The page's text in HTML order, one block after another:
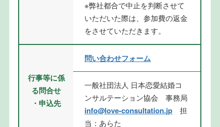
※弊社都合で中止を判断させて
いただいた際は、参加費の返金
をさせていただきます。
行事等に係
る問合せ
・申込先
問い合わせフォーム
一般社団法人 日本恋愛結婚コ
ンサルテーション協会 事務局
info@love-consultation.jp 担
当：あらた